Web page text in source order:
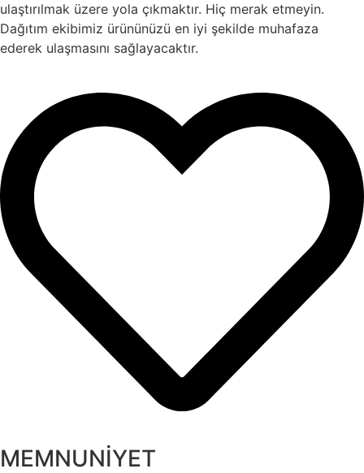
ulaştırılmak üzere yola çıkmaktır. Hiç merak etmeyin.
Dağıtım ekibimiz ürününüzü en iyi şekilde muhafaza
ederek ulaşmasını sağlayacaktır.
MEMNUNİYET